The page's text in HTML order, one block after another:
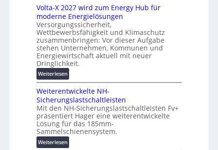
s
l
ö
s
u
n
g
e
n
z
u
n
d
d
i
g
i
t
a
l
e
T
r
a
n
s
a
s
c
h
i
n
e
n
b
u
:
F
o
r
s
c
Volta-X 2027 wird zum Energy Hub für
moderne Energielösungen
Versorgungssicherheit,
Wettbewerbsfähigkeit und Klimaschutz
zusammenbringen: Vor dieser Aufgabe
stehen Unternehmen, Kommunen und
Energiewirtschaft aktuell mit neuer
Dringlichkeit.
Weiterlesen:
V
o
l
t
a
-
X
2
Weiterentwickelte NH-
Sicherungslastschaltleisten
Mit den NH-Sicherungslastschaltleisten Fv+
präsentiert Hager eine weiterentwickelte
Lösung für das 185mm-
Sammelschienensystem.
Weiterlesen: